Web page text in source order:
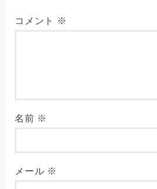
コメント ※
名前 ※
メール ※